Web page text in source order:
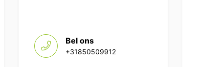
Bel ons
+31850509912